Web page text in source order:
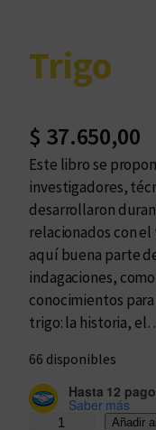
Trigo
$ 37.650,00
Este libro se
investigadores,
desarrollaron
relacionados con
aquí buena parte
indagaciones,
conocimientos
trigo: la historia,
66 disponibles
Hasta 12
Saber más
Añadir